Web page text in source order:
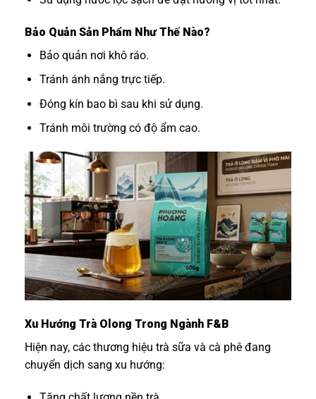
Bảo Quản Sản Phẩm Như Thế Nào?
Bảo quản nơi khô ráo.
Tránh ánh nắng trực tiếp.
Đóng kín bao bì sau khi sử dụng.
Tránh môi trường có độ ẩm cao.
Xu Hướng Trà Olong Trong Ngành F&B
Hiện nay, các thương hiệu trà sữa và cà phê đang
chuyển dịch sang xu hướng: